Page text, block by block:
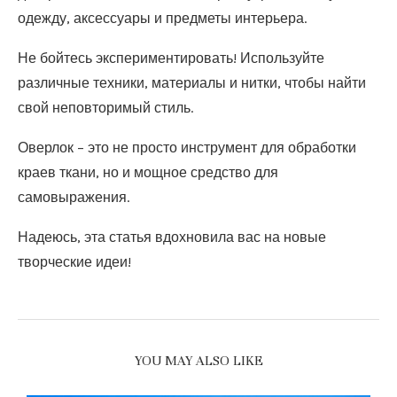
одежду, аксессуары и предметы интерьера.
Не бойтесь экспериментировать! Используйте
различные техники, материалы и нитки, чтобы найти
свой неповторимый стиль.
Оверлок – это не просто инструмент для обработки
краев ткани, но и мощное средство для
самовыражения.
Надеюсь, эта статья вдохновила вас на новые
творческие идеи!
YOU MAY ALSO LIKE